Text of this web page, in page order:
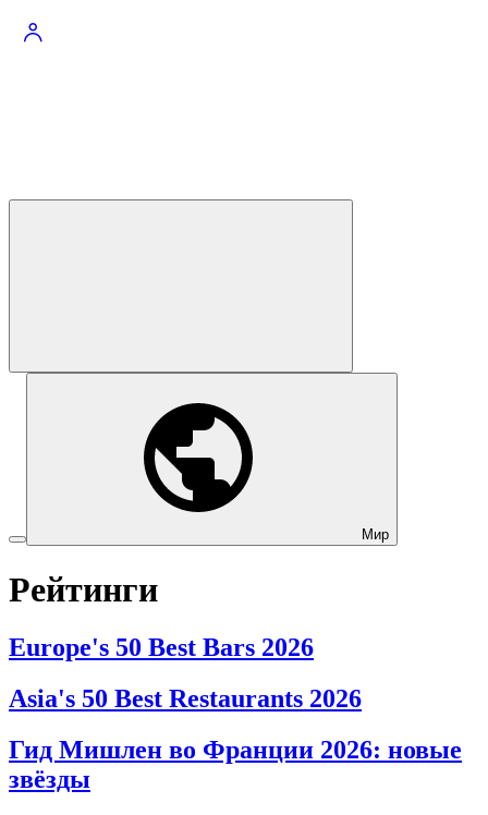
Мир
Рейтинги
Europe's 50 Best Bars 2026
Asia's 50 Best Restaurants 2026
Гид Мишлен во Франции 2026: новые
звёзды